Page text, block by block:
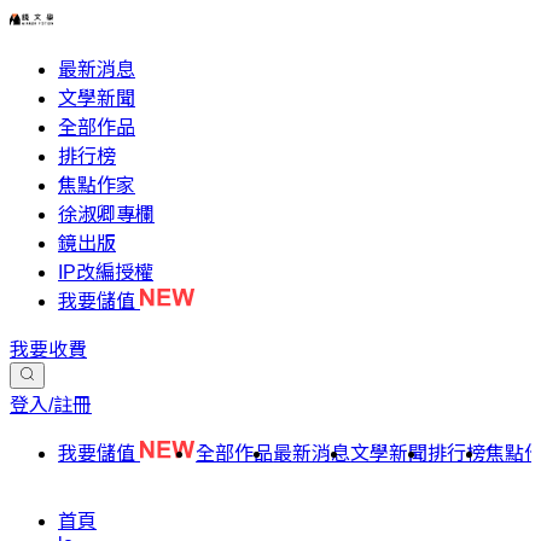
最新消息
文學新聞
全部作品
排行榜
焦點作家
徐淑卿專欄
鏡出版
IP改編授權
我要儲值
我要收費
登入/註冊
我要儲值 全部作品最新消息文學新聞排行榜焦點
首頁